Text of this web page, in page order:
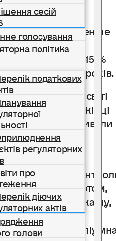
сесій
голосування
політика
податкових
регуляторних
про
діючих
актів
голови
у світі, які
складає не менше
% від всього
близько 15 %
від 15 до 30 років.
наркотиками у світі
років. Наприкінці
людей вживали
населення
на
експортом,
кокаїну,
Міжнародна